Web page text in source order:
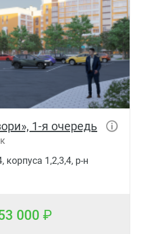
1-я очередь
корпуса 1,2,3,4, р-н
000